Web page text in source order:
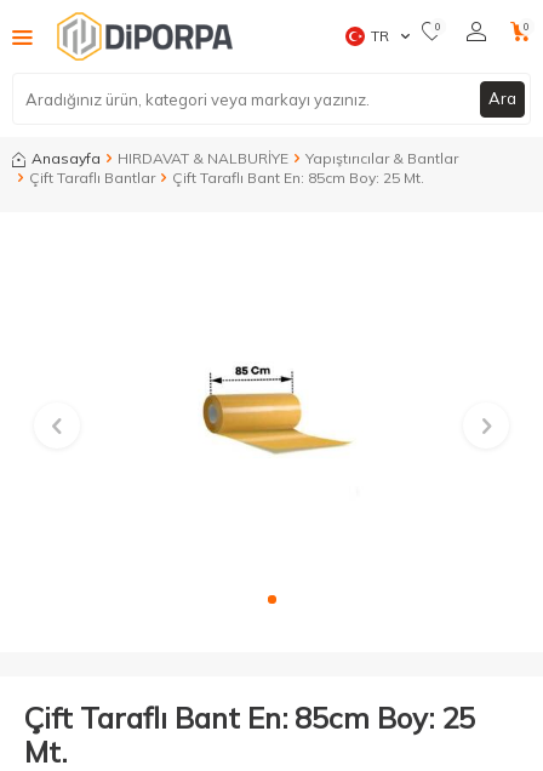
Ara
TR 0 0
Anasayfa HIRDAVAT & NALBURİYE
Yapıştırıcılar & Bantlar
Çift Taraflı Bantlar
Çift Taraflı Bant En: 85cm Boy: 25 Mt.
Çift Taraflı Bant En: 85cm Boy: 25
Mt.